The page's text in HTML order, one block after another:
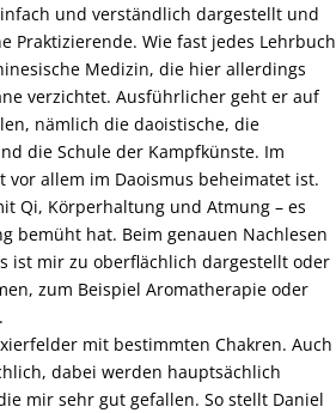
und verständlich dargestellt und
Wie fast jedes Lehrbuch
Medizin, die hier allerdings
verzichtet. Ausführlicher geht er auf
nämlich die daoistische, die
die Schule der Kampfkünste. Im
allem im Daoismus beheimatet ist.
Qi, Körperhaltung und Atmung – es
bemüht hat. Beim genauen Nachlesen
ist mir zu oberflächlich dargestellt oder
zum Beispiel Aromatherapie oder
mit bestimmten Chakren. Auch
dabei werden hauptsächlich
mir sehr gut gefallen. So stellt Daniel